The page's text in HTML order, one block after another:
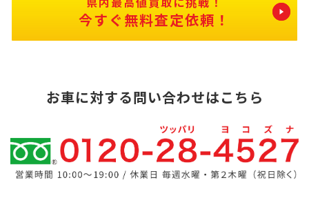
今すぐ無料査定依頼！
お車に対する問い合わせはこちら